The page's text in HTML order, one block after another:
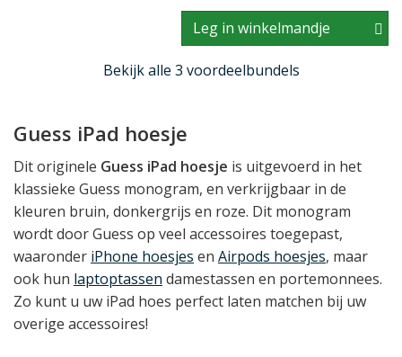
Leg in winkelmandje
Bekijk alle 3 voordeelbundels
Guess iPad hoesje
Dit originele Guess iPad hoesje is uitgevoerd in het
klassieke Guess monogram, en verkrijgbaar in de
kleuren bruin, donkergrijs en roze. Dit monogram
wordt door Guess op veel accessoires toegepast,
waaronder iPhone hoesjes en Airpods hoesjes, maar
ook hun laptoptassen damestassen en portemonnees.
Zo kunt u uw iPad hoes perfect laten matchen bij uw
overige accessoires!